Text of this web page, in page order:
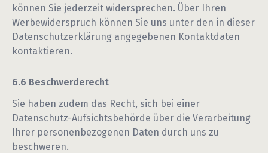
können Sie jederzeit widersprechen. Über Ihren
Werbewiderspruch können Sie uns unter den in dieser
Datenschutzerklärung angegebenen Kontaktdaten
kontaktieren.
Beschwerderecht
Sie haben zudem das Recht, sich bei einer
Datenschutz-Aufsichtsbehörde über die Verarbeitung
Ihrer personenbezogenen Daten durch uns zu
beschweren.